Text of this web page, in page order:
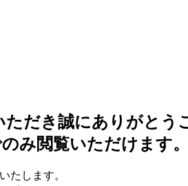
だき誠にありがとう
み閲覧いただけます。
たします。